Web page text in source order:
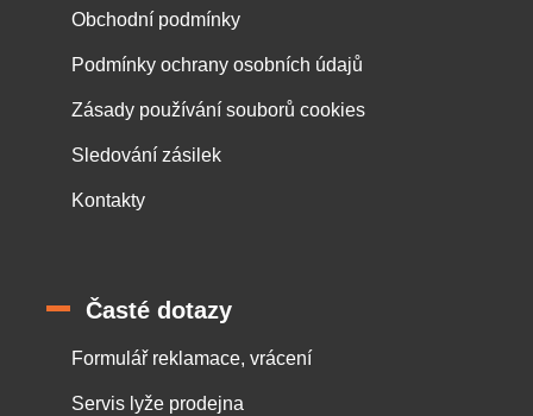
Obchodní podmínky
Podmínky ochrany osobních údajů
Zásady používání souborů cookies
Sledování zásilek
Kontakty
Časté dotazy
Formulář reklamace, vrácení
Servis lyže prodejna